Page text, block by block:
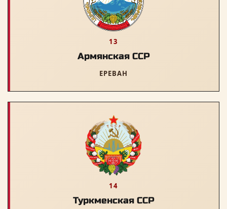
13
Армянская ССР
ЕРЕВАН
14
Туркменская ССР